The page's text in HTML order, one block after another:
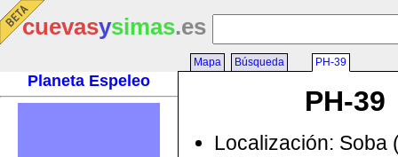
cuevasysimas.es
Planeta Espeleo
Mapa Búsqueda PH-39
PH-39
Localización: Soba